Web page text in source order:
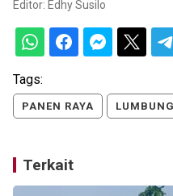
Editor: Edhy Susilo
Tags:
PANEN RAYA
Terkait